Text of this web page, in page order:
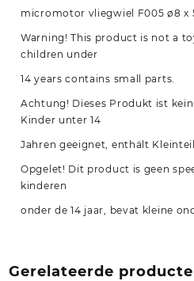
micromotor vliegwiel F005 ø8 x
Warning! This product is not a
children under
14 years contains small parts.
Achtung! Dieses Produkt ist
Kinder unter 14
Jahren geeignet, enthält
Opgelet! Dit product is geen
kinderen
onder de 14 jaar, bevat kleine
Gerelateerde